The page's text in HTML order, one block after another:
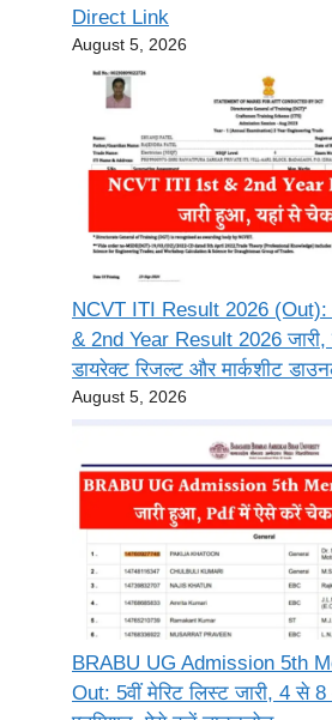
Direct Link
August 5, 2026
NCVT ITI Result 2026
& 2nd Year Result 2026
डायरेक्ट रिजल्ट और मार्कशीट
August 5, 2026
BRABU UG Admission 5th
Out: 5वीं मेरिट लिस्ट जारी, 4 से